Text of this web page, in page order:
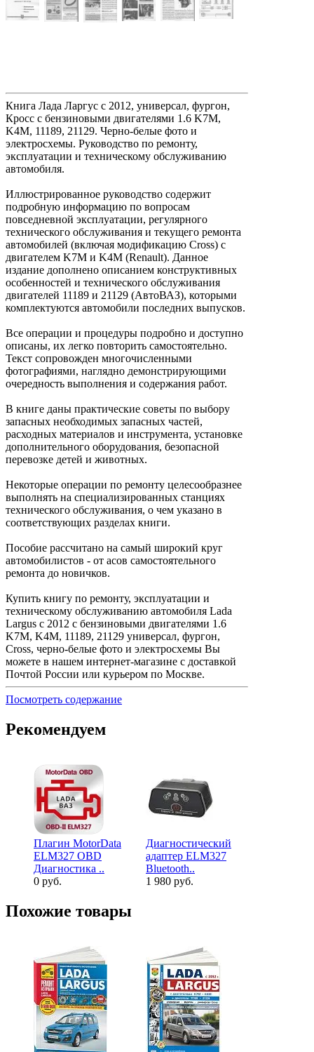
Книга Лада Ларгус с 2012, универсал, фургон,
Кросс с бензиновыми двигателями 1.6 K7M,
K4M, 11189, 21129. Черно-белые фото и
электросхемы. Руководство по ремонту,
эксплуатации и техническому обслуживанию
автомобиля.
Иллюстрированное руководство содержит
подробную информацию по вопросам
повседневной эксплуатации, регулярного
технического обслуживания и текущего ремонта
автомобилей (включая модификацию Cross) с
двигателем K7M и K4M (Renault). Данное
издание дополнено описанием конструктивных
особенностей и технического обслуживания
двигателей 11189 и 21129 (АвтоВАЗ), которыми
комплектуются автомобили последних выпусков.
Все операции и процедуры подробно и доступно
описаны, их легко повторить самостоятельно.
Текст сопровожден многочисленными
фотографиями, наглядно демонстрирующими
очередность выполнения и содержания работ.
В книге даны практические советы по выбору
запасных необходимых запасных частей,
расходных материалов и инструмента, установке
дополнительного оборудования, безопасной
перевозке детей и животных.
Некоторые операции по ремонту целесообразнее
выполнять на специализированных станциях
технического обслуживания, о чем указано в
соответствующих разделах книги.
Пособие рассчитано на самый широкий круг
автомобилистов - от асов самостоятельного
ремонта до новичков.
Купить книгу по ремонту, эксплуатации и
техническому обслуживанию автомобиля Lada
Largus с 2012 с бензиновыми двигателями 1.6
K7M, K4M, 11189, 21129 универсал, фургон,
Cross, черно-белые фото и электросхемы Вы
можете в нашем интернет-магазине с доставкой
Почтой России или курьером по Москве.
Посмотреть содержание
Рекомендуем
Плагин MotorData
ELM327 OBD
Диагностика ..
0 руб.
Диагностический
адаптер ELM327
Bluetooth..
1 980 руб.
Похожие товары